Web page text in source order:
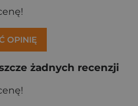
OPINIĘ
żadnych recenzji